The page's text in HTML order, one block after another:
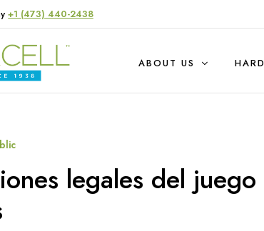
+1 (473) 440-2438
ABOUT US
Livestock
legales del